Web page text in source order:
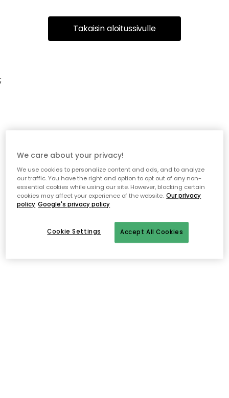
Takaisin aloitussivulle
;
We care about your privacy!
We use cookies to personalize content and ads, and to analyze
our traffic. You have the right and option to opt out of any non-
essential cookies while using our site. However, blocking certain
cookies may affect your experience of the website. Our privacy
policy Google's privacy policy
Accept All Cookies
Cookie Settings